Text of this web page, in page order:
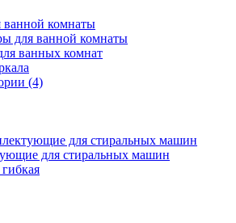
ванной комнаты
для ванной комнаты
ванных комнат
(4)
для стиральных машин
для стиральных машин